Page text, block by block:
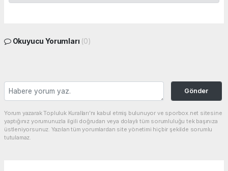
Okuyucu Yorumları (0)
Gönder
Yorum yazarak Topluluk Kuralları’nı kabul etmiş bulunuyor ve sporbox.net sitesine
yaptığınız yorumunuzla ilgili doğrudan veya dolaylı tüm sorumluluğu tek başınıza
üstleniyorsunuz. Yazılan tüm yorumlardan site yönetimi hiçbir şekilde sorumlu
tutulamaz.